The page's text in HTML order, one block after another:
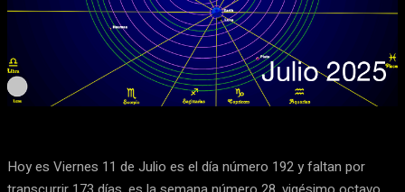
Facebook X Pinterest WhatsApp
Hoy es Viernes 11 de Julio es el día número 192 y faltan por